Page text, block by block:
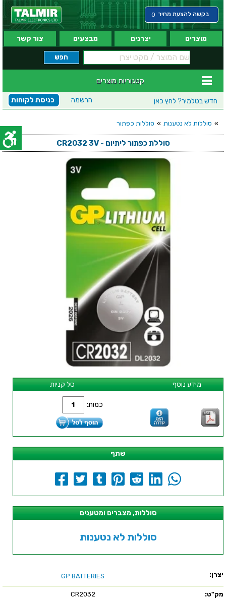
בקשה להצעת מחיר 0
מוצרים יצרנים מבצעים צור קשר
קטגוריות מוצרים
חדש בטלמיר? לחץ כאן כניסת לקוחות הרשמה
» סוללות לא נטענות » סוללות כפתור
סוללת כפתור ליתיום - CR2032 3V
סל קניות מידע נוסף
כמות:
שתף
סוללות, מצברים ומטענים
סוללות לא נטענות
יצרן: GP BATTERIES
מק"ט: CR2032